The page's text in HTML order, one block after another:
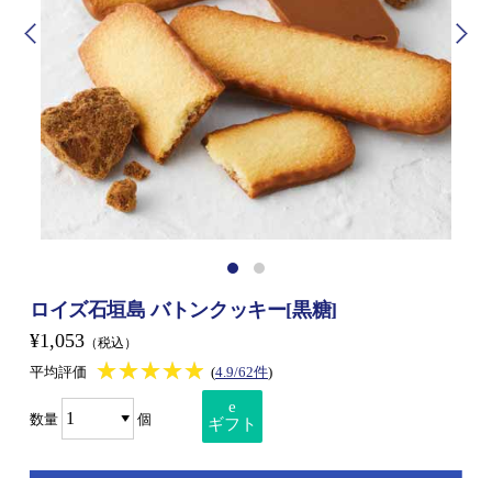
ロイズ石垣島 バトンクッキー[黒糖]
¥1,053 （税込）
平均評価 ★★★★★
★★★★★ (4.9/62件)
数量 個
e
ギフト